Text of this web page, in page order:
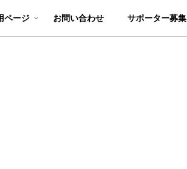
ページ お問い合わせ サポーター募集